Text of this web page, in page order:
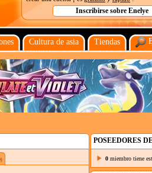
Cultura de asia Tiendas
POSEEDORES
0 miembro tiene